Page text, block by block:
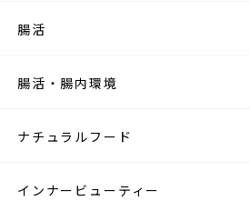
腸活
腸活・腸内環境
ナチュラルフード
インナービューティー